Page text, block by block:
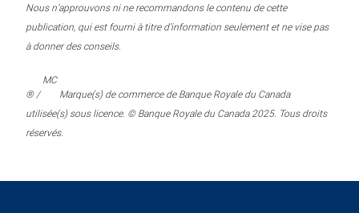
Nous n’approuvons ni ne recommandons le contenu de cette
publication, qui est fourni à titre d’information seulement et ne vise pas
à donner des conseils.
® /
MC
Marque(s) de commerce de Banque Royale du Canada
utilisée(s) sous licence. © Banque Royale du Canada 2025. Tous droits
réservés.